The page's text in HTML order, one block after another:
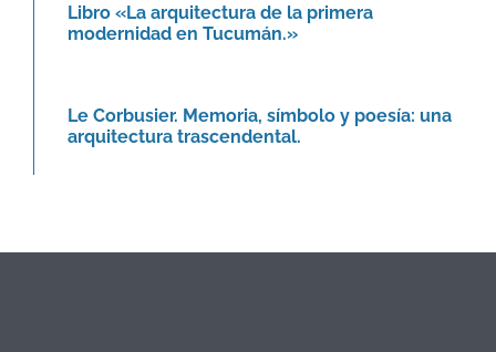
Libro «La arquitectura de la primera
modernidad en Tucumán.»
Le Corbusier. Memoria, símbolo y
Agenda
Le Corbusier. Memoria, símbolo y poesía: una
arquitectura trascendental.